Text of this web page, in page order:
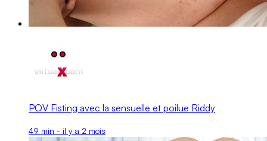
POV Fisting avec la sensuelle et poilue Riddy
49 min - il y a 2 mois